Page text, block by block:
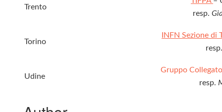
Trento
resp.
Torino
INFN Sezione di
Udine
Gruppo
resp.